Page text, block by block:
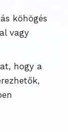
köhögés
vagy
hogy a